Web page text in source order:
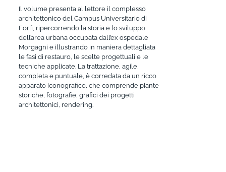
Il volume presenta al lettore il complesso
architettonico del Campus Universitario di
Forlì, ripercorrendo la storia e lo sviluppo
dell’area urbana occupata dall’ex ospedale
Morgagni e illustrando in maniera dettagliata
le fasi di restauro, le scelte progettuali e le
tecniche applicate. La trattazione, agile,
completa e puntuale, è corredata da un ricco
apparato iconografico, che comprende piante
storiche, fotografie, grafici dei progetti
architettonici, rendering.